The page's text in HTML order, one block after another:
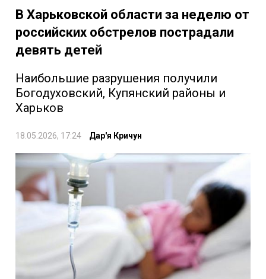
В Харьковской области за неделю от
российских обстрелов пострадали
девять детей
Наибольшие разрушения получили
Богодуховский, Купянский районы и
Харьков
18.05.2026, 17:24 Дар'я Кричун